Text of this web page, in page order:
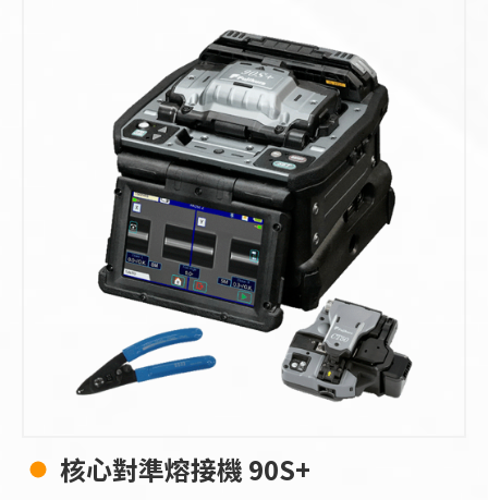
核心對準熔接機 90S+